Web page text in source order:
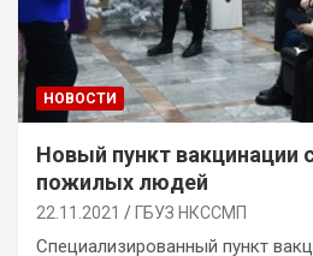
НОВОСТИ
Новый пункт вакцинации
пожилых людей
22.11.2021 ГБУЗ НКССМП
Специализированный пункт